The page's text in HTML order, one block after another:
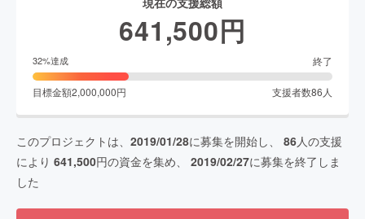
641,500円
32%達成 終了
目標金額2,000,000円 支援者数86 人
このプロジェクトは、 2019/01/28に募集を開始し、 86人の支援
により 641,500円の資金を集め、 2019/02/27に募集を終了しま
した